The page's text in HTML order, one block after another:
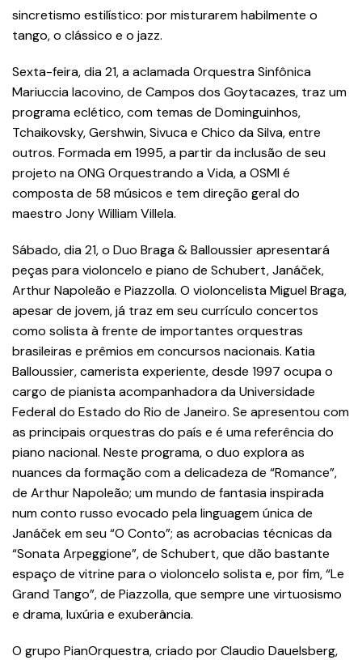
sincretismo estilístico: por misturarem habilmente o
tango, o clássico e o jazz.
Sexta-feira, dia 21, a aclamada Orquestra Sinfônica
Mariuccia Iacovino, de Campos dos Goytacazes, traz um
programa eclético, com temas de Dominguinhos,
Tchaikovsky, Gershwin, Sivuca e Chico da Silva, entre
outros. Formada em 1995, a partir da inclusão de seu
projeto na ONG Orquestrando a Vida, a OSMI é
composta de 58 músicos e tem direção geral do
maestro Jony William Villela.
Sábado, dia 21, o Duo Braga & Balloussier apresentará
peças para violoncelo e piano de Schubert, Janáček,
Arthur Napoleão e Piazzolla. O violoncelista Miguel Braga,
apesar de jovem, já traz em seu currículo concertos
como solista à frente de importantes orquestras
brasileiras e prêmios em concursos nacionais. Katia
Balloussier, camerista experiente, desde 1997 ocupa o
cargo de pianista acompanhadora da Universidade
Federal do Estado do Rio de Janeiro. Se apresentou com
as principais orquestras do país e é uma referência do
piano nacional. Neste programa, o duo explora as
nuances da formação com a delicadeza de “Romance”,
de Arthur Napoleão; um mundo de fantasia inspirada
num conto russo evocado pela linguagem única de
Janáček em seu “O Conto”; as acrobacias técnicas da
“Sonata Arpeggione”, de Schubert, que dão bastante
espaço de vitrine para o violoncelo solista e, por fim, “Le
Grand Tango”, de Piazzolla, que sempre une virtuosismo
e drama, luxúria e exuberância.
O grupo PianOrquestra, criado por Claudio Dauelsberg,